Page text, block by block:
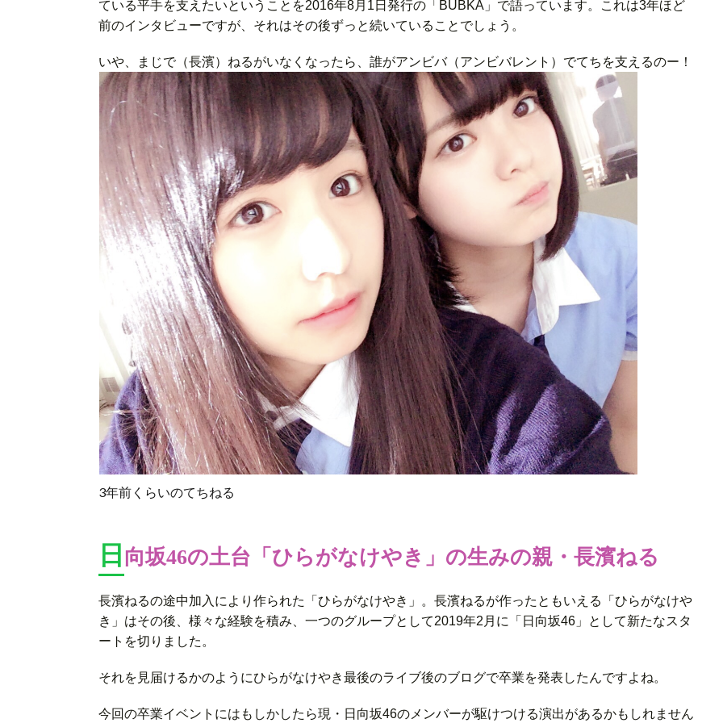
ている平手を支えたいということを2016年8月1日発行の「BUBKA」で語っています。これは3年ほど
前のインタビューですが、それはその後ずっと続いていることでしょう。
いや、まじで（長濱）ねるがいなくなったら、誰がアンビバ（アンビバレント）でてちを支えるのー！
3年前くらいのてちねる
日 向坂46の土台「ひらがなけやき」の生みの親・長濱ねる
長濱ねるの途中加入により作られた「ひらがなけやき」。長濱ねるが作ったともいえる「ひらがなけや
き」はその後、様々な経験を積み、一つのグループとして2019年2月に「日向坂46」として新たなスタ
ートを切りました。
それを見届けるかのようにひらがなけやき最後のライブ後のブログで卒業を発表したんですよね。
今回の卒業イベントにはもしかしたら現・日向坂46のメンバーが駆けつける演出があるかもしれません